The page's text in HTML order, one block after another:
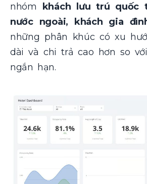
nhóm
khách lưu trú quốc
nước ngoài, khách gia
những phân khúc có xu
dài và chi trả cao hơn so
ngắn hạn.